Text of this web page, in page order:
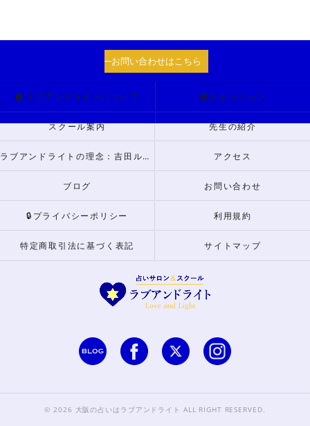
お問い合わせはこちら
🏠ラブアンドライトについて 個人セッション
スクール案内 先生の紹介
ラブアンドライトの理念：吉田ルナからのメッセージ アクセス
ブログ お問い合わせ
🔒プライバシーポリシー 利用規約
特定商取引法に基づく表記 サイトマップ
© 2026 大阪の占いはラブアンドライト ALL RIGHT RESERVED.